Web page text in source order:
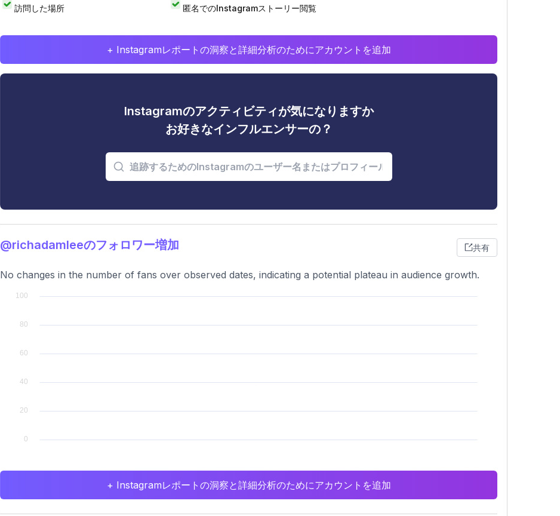
訪問した場所 匿名でのInstagramストーリー閲覧
+ Instagramレポートの洞察と詳細分析のためにアカウントを追加
Instagramのアクティビティが気になりますか
お好きなインフルエンサーの？
@richadamleeのフォロワー増加 共有
No changes in the number of fans over observed dates, indicating a potential plateau in audience growth.
+ Instagramレポートの洞察と詳細分析のためにアカウントを追加